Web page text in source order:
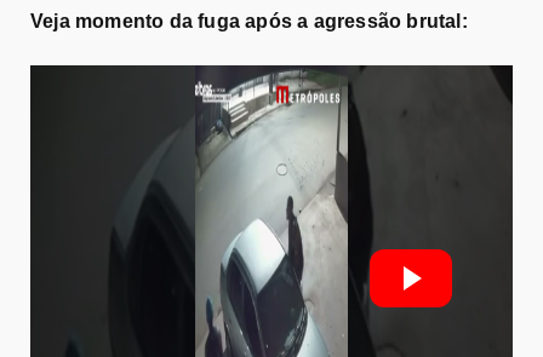
Veja momento da fuga após a agressão brutal: